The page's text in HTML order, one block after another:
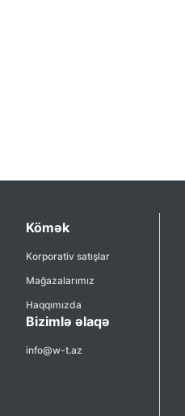
Kömək
Korporativ satışlar
Mağazalarımız
Haqqımızda
Bizimlə əlaqə
info@w-t.az